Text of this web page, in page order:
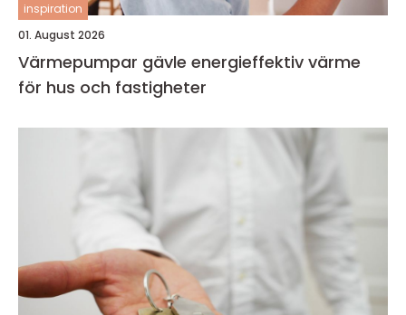
inspiration
01. August 2026
Värmepumpar gävle energieffektiv värme
för hus och fastigheter